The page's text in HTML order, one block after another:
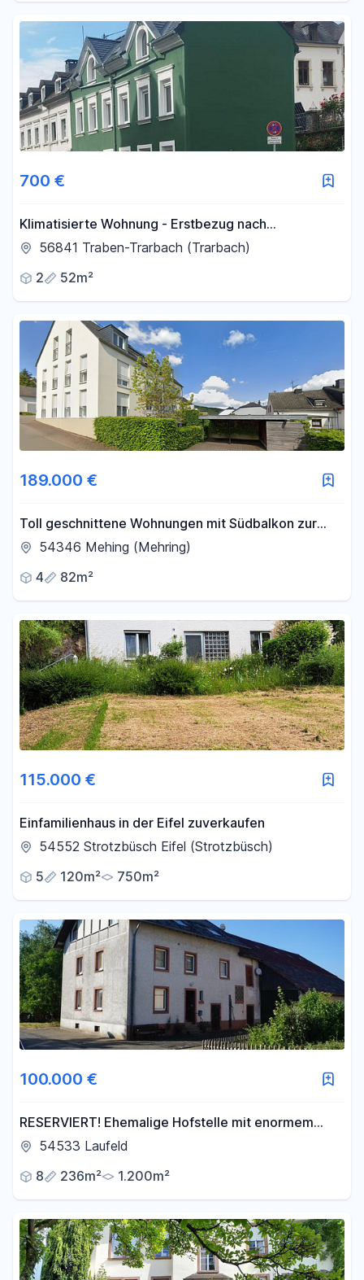
700 €
Klimatisierte Wohnung - Erstbezug nach
Kernsanierung
56841 Traben-Trarbach (Trarbach)
2
52m²
189.000 €
Toll geschnittene Wohnungen mit Südbalkon zur
Selbstnutzung und/oder als Kapitalanlage, ab
54346 Mehing (Mehring)
4
82m²
115.000 €
Einfamilienhaus in der Eifel zuverkaufen
54552 Strotzbüsch Eifel (Strotzbüsch)
5
120m² 750m²
100.000 €
RESERVIERT! Ehemalige Hofstelle mit enormem
Potenzial und Erweiterungsoption in Laufeld!
54533 Laufeld
8
236m² 1.200m²